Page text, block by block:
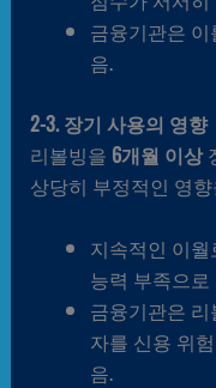
금융기관은
음.
2-3. 장기 사용의 영향
리볼빙을 6개월 이상
상당히 부정적인 영
지속적인 이
능력 부족으로
금융기관은
자를 신용 위
음.